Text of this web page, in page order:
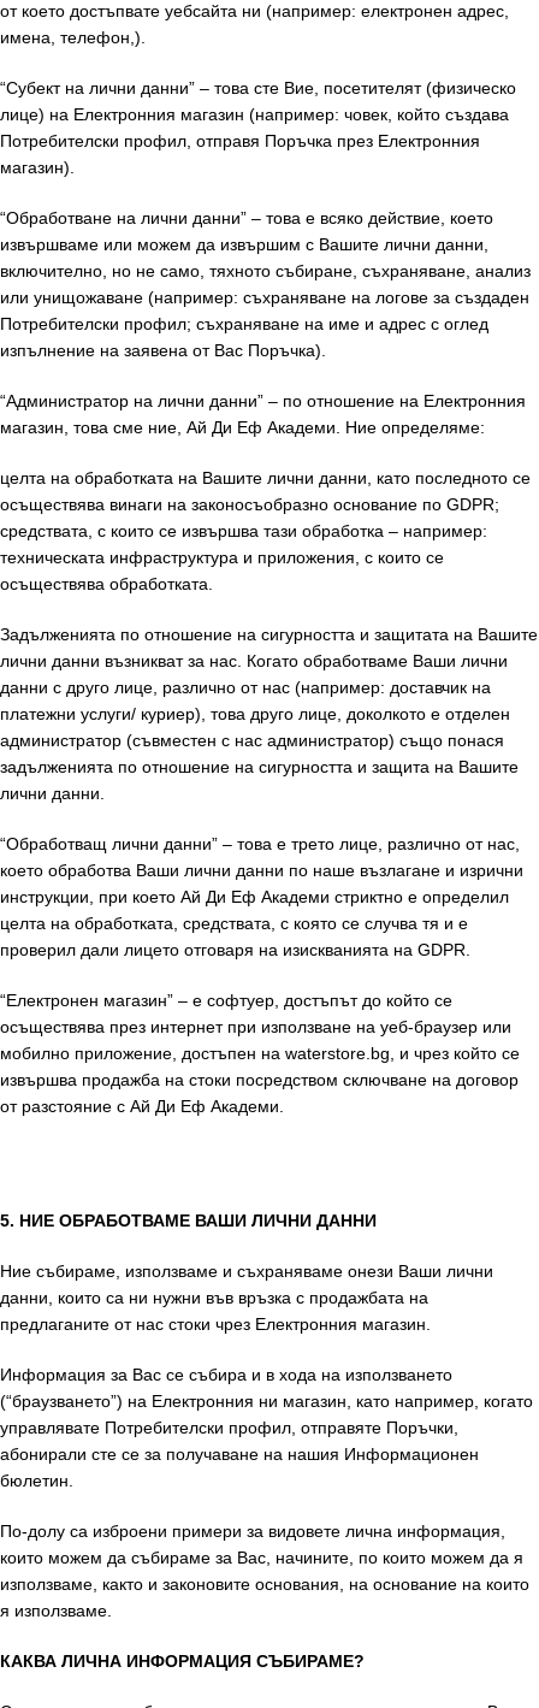
от което достъпвате уебсайта ни (например: електронен адрес,
имена, телефон,).
“Субект на лични данни” – това сте Вие, посетителят (физическо
лице) на Електронния магазин (например: човек, който създава
Потребителски профил, отправя Поръчка през Електронния
магазин).
“Обработване на лични данни” – това е всяко действие, което
извършваме или можем да извършим с Вашите лични данни,
включително, но не само, тяхното събиране, съхраняване, анализ
или унищожаване (например: съхраняване на логове за създаден
Потребителски профил; съхраняване на име и адрес с оглед
изпълнение на заявена от Вас Поръчка).
“Администратор на лични данни” – по отношение на Електронния
магазин, това сме ние, Ай Ди Еф Академи. Ние определяме:
целта на обработката на Вашите лични данни, като последното се
осъществява винаги на законосъобразно основание по GDPR;
средствата, с които се извършва тази обработка – например:
техническата инфраструктура и приложения, с които се
осъществява обработката.
Задълженията по отношение на сигурността и защитата на Вашите
лични данни възникват за нас. Когато обработваме Ваши лични
данни с друго лице, различно от нас (например: доставчик на
платежни услуги/ куриер), това друго лице, доколкото е отделен
администратор (съвместен с нас администратор) също понася
задълженията по отношение на сигурността и защита на Вашите
лични данни.
“Обработващ лични данни” – това е трето лице, различно от нас,
което обработва Ваши лични данни по наше възлагане и изрични
инструкции, при което Ай Ди Еф Академи стриктно е определил
целта на обработката, средствата, с която се случва тя и е
проверил дали лицето отговаря на изискванията на GDPR.
“Електронен магазин” – е софтуер, достъпът до който се
осъществява през интернет при използване на уеб-браузер или
мобилно приложение, достъпен на waterstore.bg, и чрез който се
извършва продажба на стоки посредством сключване на договор
от разстояние с Ай Ди Еф Академи.
5. НИЕ ОБРАБОТВАМЕ ВАШИ ЛИЧНИ ДАННИ
Ние събираме, използваме и съхраняваме онези Ваши лични
данни, които са ни нужни във връзка с продажбата на
предлаганите от нас стоки чрез Електронния магазин.
Информация за Вас се събира и в хода на използването
(“браузването”) на Електронния ни магазин, като например, когато
управлявате Потребителски профил, отправяте Поръчки,
абонирали сте се за получаване на нашия Информационен
бюлетин.
По-долу са изброени примери за видовете лична информация,
които можем да събираме за Вас, начините, по които можем да я
използваме, както и законовите основания, на основание на които
я използваме.
КАКВА ЛИЧНА ИНФОРМАЦИЯ СЪБИРАМЕ?